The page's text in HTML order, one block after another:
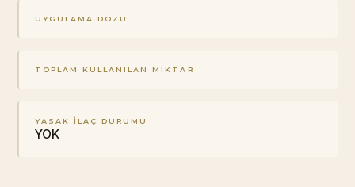
UYGULAMA DOZU
TOPLAM KULLANILAN MIKTAR
YASAK İLAÇ DURUMU
YOK